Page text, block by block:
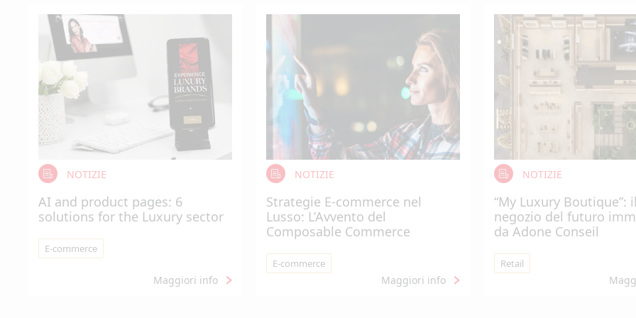
NOTIZIE
AI and product pages: 6
solutions for the Luxury sector
E-commerce
Maggiori info
NOTIZIE
Strategie E-commerce nel
Lusso: L’Avvento del
Composable Commerce
E-commerce
Maggiori info
NOTIZIE
“My Luxury Boutique”:
negozio del futuro
da Adone Conseil
Retail